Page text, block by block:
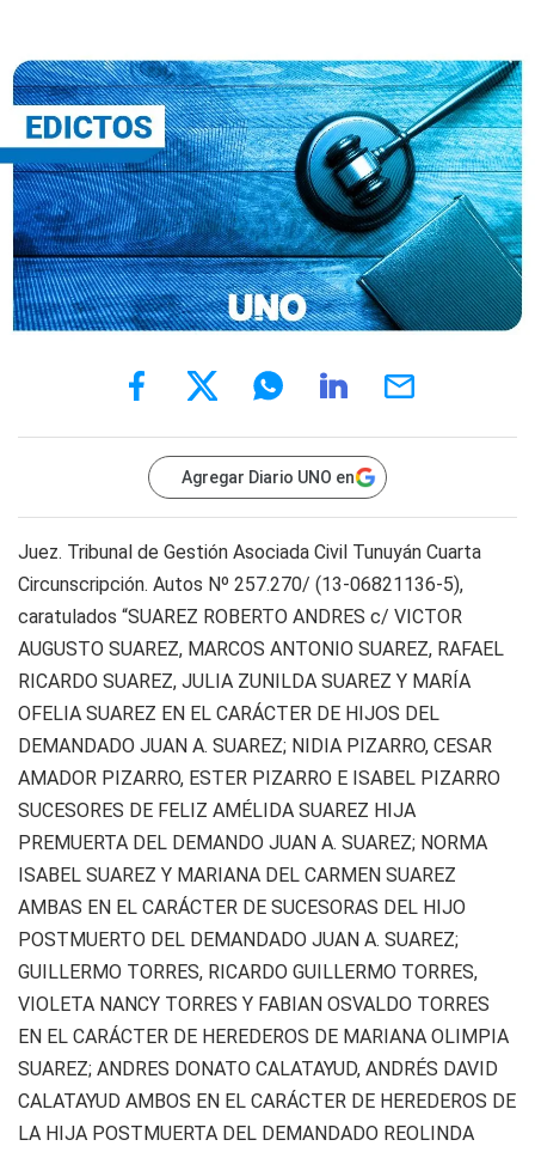
Agregar Diario UNO en
Juez. Tribunal de Gestión Asociada Civil Tunuyán Cuarta
Circunscripción. Autos Nº 257.270/ (13-06821136-5),
caratulados “SUAREZ ROBERTO ANDRES c/ VICTOR
AUGUSTO SUAREZ, MARCOS ANTONIO SUAREZ, RAFAEL
RICARDO SUAREZ, JULIA ZUNILDA SUAREZ Y MARÍA
OFELIA SUAREZ EN EL CARÁCTER DE HIJOS DEL
DEMANDADO JUAN A. SUAREZ; NIDIA PIZARRO, CESAR
AMADOR PIZARRO, ESTER PIZARRO E ISABEL PIZARRO
SUCESORES DE FELIZ AMÉLIDA SUAREZ HIJA
PREMUERTA DEL DEMANDO JUAN A. SUAREZ; NORMA
ISABEL SUAREZ Y MARIANA DEL CARMEN SUAREZ
AMBAS EN EL CARÁCTER DE SUCESORAS DEL HIJO
POSTMUERTO DEL DEMANDADO JUAN A. SUAREZ;
GUILLERMO TORRES, RICARDO GUILLERMO TORRES,
VIOLETA NANCY TORRES Y FABIAN OSVALDO TORRES
EN EL CARÁCTER DE HEREDEROS DE MARIANA OLIMPIA
SUAREZ; ANDRES DONATO CALATAYUD, ANDRÉS DAVID
CALATAYUD AMBOS EN EL CARÁCTER DE HEREDEROS DE
LA HIJA POSTMUERTA DEL DEMANDADO REOLINDA